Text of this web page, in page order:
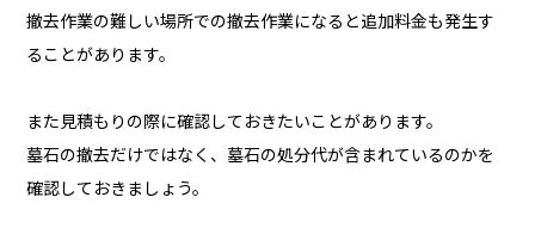
撤去作業の難しい場所での撤去作業になると追加料金も発生す
ることがあります。
また見積もりの際に確認しておきたいことがあります。
墓石の撤去だけではなく、墓石の処分代が含まれているのかを
確認しておきましょう。